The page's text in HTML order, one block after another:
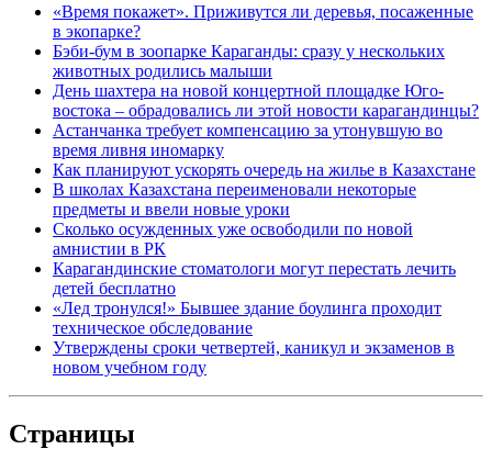
«Время покажет». Приживутся ли деревья, посаженные
в экопарке?
Бэби-бум в зоопарке Караганды: сразу у нескольких
животных родились малыши
День шахтера на новой концертной площадке Юго-
востока – обрадовались ли этой новости карагандинцы?
Астанчанка требует компенсацию за утонувшую во
время ливня иномарку
Как планируют ускорять очередь на жилье в Казахстане
В школах Казахстана переименовали некоторые
предметы и ввели новые уроки
Сколько осужденных уже освободили по новой
амнистии в РК
Карагандинские стоматологи могут перестать лечить
детей бесплатно
«Лед тронулся!» Бывшее здание боулинга проходит
техническое обследование
Утверждены сроки четвертей, каникул и экзаменов в
новом учебном году
Страницы